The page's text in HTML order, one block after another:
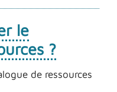
le
?
de ressources